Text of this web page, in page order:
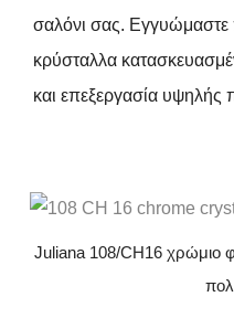
σαλόνι σας. Εγγυώμαστε
κρύσταλλα
και επεξεργασία υψηλής
Juliana 108/CH16 χρώμιο